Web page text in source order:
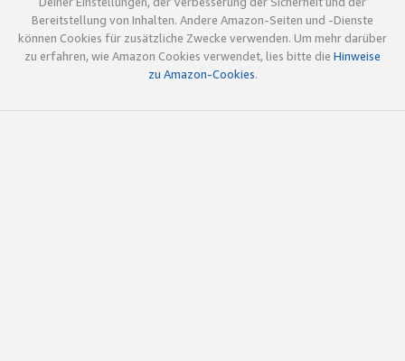
Bereitstellung von Inhalten. Andere Amazon-Seiten und -Dienste
können Cookies für zusätzliche Zwecke verwenden. Um mehr darüber
zu erfahren, wie Amazon Cookies verwendet, lies bitte die Hinweise
zu Amazon-Cookies.